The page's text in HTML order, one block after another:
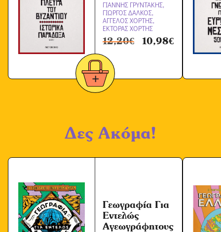
ΓΙΑΝΝΗΣ ΓΡΥΝΤΑΚΗΣ,
ΓΙΩΡΓΟΣ ΔΑΛΚΟΣ,
ΑΓΓΕΛΟΣ ΧΟΡΤΗΣ,
ΕΚΤΟΡΑΣ ΧΟΡΤΗΣ
12,20€ 10,98€
Δες Ακόμα!
Γεωγραφία Για
Εντελώς
Αγεωγράφητους